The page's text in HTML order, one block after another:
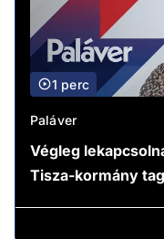
1 perc
Paláver
Végleg
Tisza-kormány